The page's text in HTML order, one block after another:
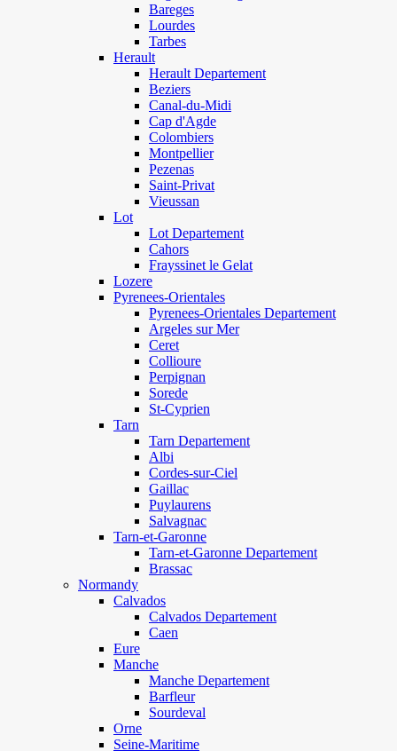
Bareges
Lourdes
Tarbes
Herault
Herault Departement
Beziers
Canal-du-Midi
Cap d'Agde
Colombiers
Montpellier
Pezenas
Saint-Privat
Vieussan
Lot
Lot Departement
Cahors
Frayssinet le Gelat
Lozere
Pyrenees-Orientales
Pyrenees-Orientales Departement
Argeles sur Mer
Ceret
Collioure
Perpignan
Sorede
St-Cyprien
Tarn
Tarn Departement
Albi
Cordes-sur-Ciel
Gaillac
Puylaurens
Salvagnac
Tarn-et-Garonne
Tarn-et-Garonne Departement
Brassac
Normandy
Calvados
Calvados Departement
Caen
Eure
Manche
Manche Departement
Barfleur
Sourdeval
Orne
Seine-Maritime